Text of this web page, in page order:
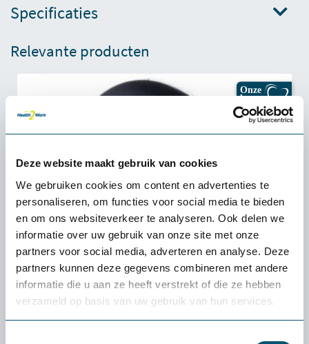
Deze website maakt gebruik van cookies
We gebruiken cookies om content en advertenties te
personaliseren, om functies voor social media te bieden
en om ons websiteverkeer te analyseren. Ook delen we
informatie over uw gebruik van onze site met onze
partners voor social media, adverteren en analyse. Deze
partners kunnen deze gegevens combineren met andere
informatie die u aan ze heeft verstrekt of die ze hebben
verzameld op basis van uw gebruik van hun services.
Specificaties
Relevante producten
Onze
keuze